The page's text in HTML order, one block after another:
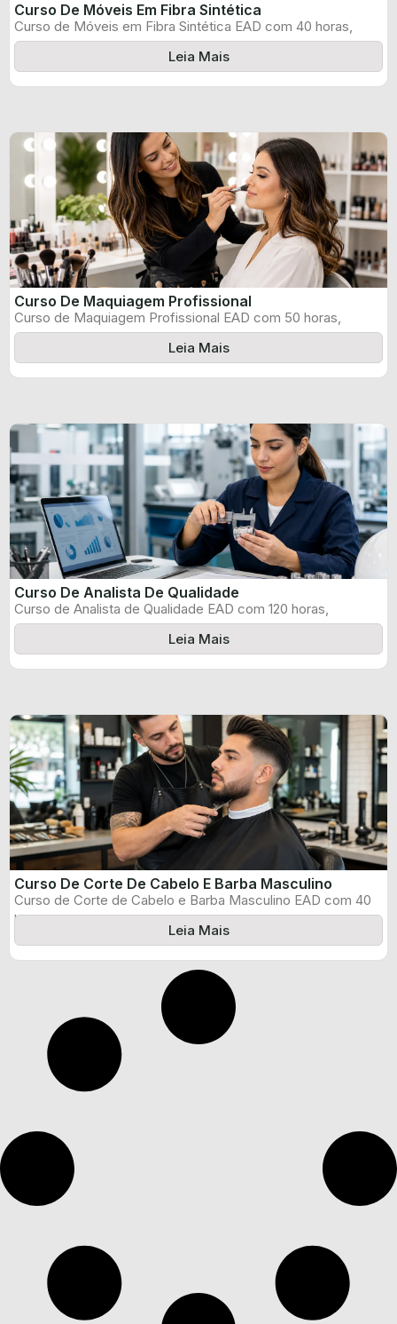
Curso De Móveis Em Fibra Sintética
Curso de Móveis em Fibra Sintética EAD com 40 horas,
certificado informado pelo ...
Leia Mais
Curso De Maquiagem Profissional
Curso de Maquiagem Profissional EAD com 50 horas,
certificado informado pelo produtor e ...
Leia Mais
Curso De Analista De Qualidade
Curso de Analista de Qualidade EAD com 120 horas,
certificado informado pelo produtor ...
Leia Mais
Curso De Corte De Cabelo E Barba Masculino
Curso de Corte de Cabelo e Barba Masculino EAD com 40
horas, certificado ...
Leia Mais